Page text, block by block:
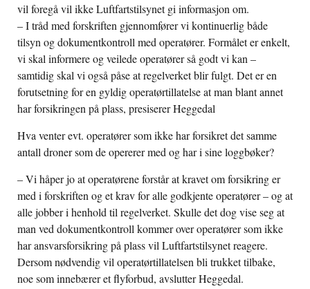
vil foregå vil ikke Luftfartstilsynet gi informasjon om.
– I tråd med forskriften gjennomfører vi kontinuerlig både
tilsyn og dokumentkontroll med operatører. Formålet er enkelt,
vi skal informere og veilede operatører så godt vi kan –
samtidig skal vi også påse at regelverket blir fulgt. Det er en
forutsetning for en gyldig operatørtillatelse at man blant annet
har forsikringen på plass, presiserer Heggedal
Hva venter evt. operatører som ikke har forsikret det samme
antall droner som de opererer med og har i sine loggbøker?
– Vi håper jo at operatørene forstår at kravet om forsikring er
med i forskriften og et krav for alle godkjente operatører – og at
alle jobber i henhold til regelverket. Skulle det dog vise seg at
man ved dokumentkontroll kommer over operatører som ikke
har ansvarsforsikring på plass vil Luftfartstilsynet reagere.
Dersom nødvendig vil operatørtillatelsen bli trukket tilbake,
noe som innebærer et flyforbud, avslutter Heggedal.